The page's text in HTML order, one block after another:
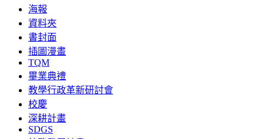
海報
資料夾
書封面
插圖漫畫
TQM
畢業典禮
教學行政革新研討會
校慶
深耕計畫
SDGS